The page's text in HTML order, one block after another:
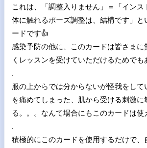
これは、「調整入りません」＝「インス
体に触れるポーズ調整は、結構です」と
ードです👍
感染予防の他に、このカードは皆さまに
くレッスンを受けていただけるためでも
.
服の上からでは分からないが怪我をして
を痛めてしまった、肌から受ける刺激に
る。。。なんて場合にもこのカードは使
.
積極的にこのカードを使用するだけで、